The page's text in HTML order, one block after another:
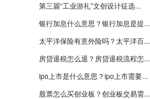
第三届“工业游礼”文创设计征选...
银行加息什么意思？银行加息是提...
太平洋保险有意外险吗？太平洋百...
房贷退税怎么退？房贷退税流程怎...
ipo上市是什么意思？ipo上市需要...
股票怎么买创业板？创业板交易需...